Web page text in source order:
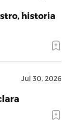
historia
Jul 30, 2026